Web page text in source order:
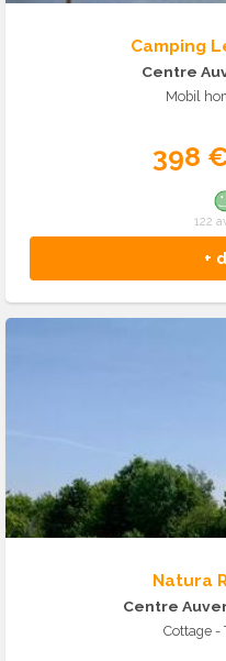
Camping
Centre
Mobil
398
+
122
Natura
Centre
Cottage -